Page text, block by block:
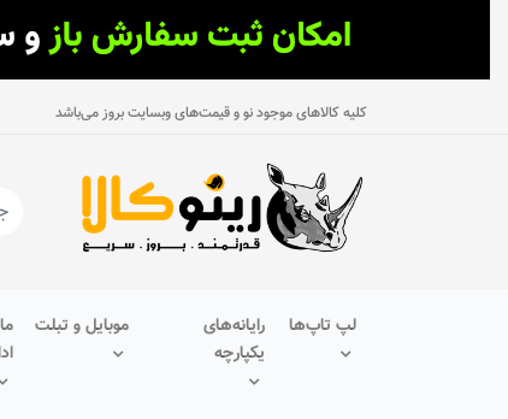
کلیه کالاهای موجود نو و قیمت‌های وبسایت بروز می‌باشد
لپ تاپ‌ها
رایانه‌های
یکپارچه
موبایل و تبلت